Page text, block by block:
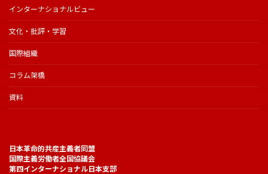
インターナショナルビュー
文化・批評・学習
国際組織
コラム架橋
資料
日本革命的共産主義者同盟
国際主義労働者全国協議会
第四インターナショナル日本支部